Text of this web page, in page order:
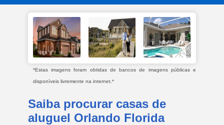
*Estas imagens foram obtidas de bancos de imagens públicas e
disponíveis livremente na internet.*
Saiba procurar casas de
aluguel Orlando Florida